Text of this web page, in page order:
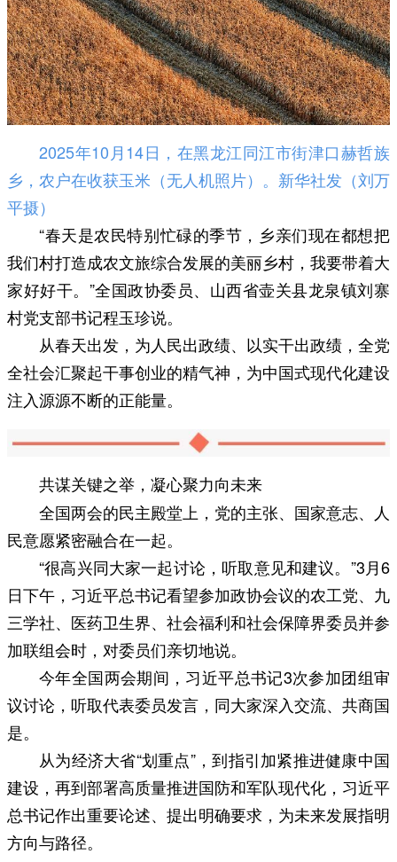
2025年10月14日，在黑龙江同江市街津口赫哲族
乡，农户在收获玉米（无人机照片）。新华社发（刘万
平摄）
“春天是农民特别忙碌的季节，乡亲们现在都想把
我们村打造成农文旅综合发展的美丽乡村，我要带着大
家好好干。”全国政协委员、山西省壶关县龙泉镇刘寨
村党支部书记程玉珍说。
从春天出发，为人民出政绩、以实干出政绩，全党
全社会汇聚起干事创业的精气神，为中国式现代化建设
注入源源不断的正能量。
共谋关键之举，凝心聚力向未来
全国两会的民主殿堂上，党的主张、国家意志、人
民意愿紧密融合在一起。
“很高兴同大家一起讨论，听取意见和建议。”3月6
日下午，习近平总书记看望参加政协会议的农工党、九
三学社、医药卫生界、社会福利和社会保障界委员并参
加联组会时，对委员们亲切地说。
今年全国两会期间，习近平总书记3次参加团组审
议讨论，听取代表委员发言，同大家深入交流、共商国
是。
从为经济大省“划重点”，到指引加紧推进健康中国
建设，再到部署高质量推进国防和军队现代化，习近平
总书记作出重要论述、提出明确要求，为未来发展指明
方向与路径。